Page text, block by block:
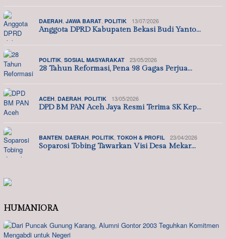
DAERAH JAWA BARAT POLITIK 13/07/2026
Anggota DPRD Kabupaten Bekasi Budi Yanto…
POLITIK SOSIAL MASYARAKAT 23/05/2026
28 Tahun Reformasi, Pena 98 Gagas Perjua…
ACEH DAERAH POLITIK 13/05/2026
DPD BM PAN Aceh Jaya Resmi Terima SK Kep…
BANTEN DAERAH POLITIK TOKOH & PROFIL 23/04/2026
Soparosi Tobing Tawarkan Visi Desa Mekar…
HUMANIORA